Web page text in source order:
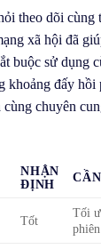
theo dõi
xã hội đã
buộc sử dụng
khoảng đấy
cùng chuyên
NHẬN
ĐỊNH
Tốt
Tối